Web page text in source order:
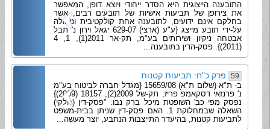
התובענה הייצוגית היא הסדר ייחודי ויוצא דופן, המאפשר
את צירופן של תביעות אישיות של תובעים רבים, אשר
בחלקם אינם ידועים, לתובענה אחת קולקטיבית וניהולה
על-ידי תובע מייצג {ע"ע (ארצי) 629-07 יגאל וירון נ' תבל
אבטחה ניקיון ושירותים בע"מ, תק-אר 2011(1), 1, 4
(2011)}. פסק-הדין בתובענה...
פרק כ"ח: תביעות קטנות
ב- ת"א (שלום ת"א) 15659/08 {מגדל חברה לביטוח בע"מ
נ' פרנזאי דסקאמפ פריז, תק-של 2009(2), 18157 (2009)}
נפסק מפי כב' השופטת מיכל ברק נבו: "פסק-דין (חלקי)
השאלה שבמחלוקת 1. האם פסק-דין שניתן בבית-משפט
לתביעות קטנות, בהיעדר התייצבות הנתבע, יוצר מעשה...